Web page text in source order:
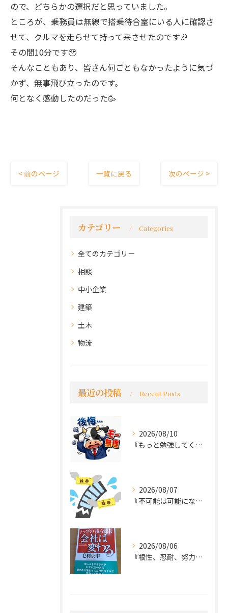
ので、どちらかの選択だと思っていました。
ところが、乗務員は無線で搭乗待合室にいる人に確認さ
せて、クルマを走らせて持って来させたのです🎉
その間10分です🥹
そんなこともあり、皆さん何ごともなかったように気づ
かず、無事飛び立ったのです。
何となく感動したのだった🥳
< 前のページ 一覧に戻る 次のページ >
カテゴリー Categories
全てのカテゴリー
相談
中小企業
建築
土木
物流
最近の投稿 Recent Posts
2026/08/10
『もっと勉強してくれば良かった～後悔先にたたず』
2026/08/07
『不可能は可能になる』
2026/08/06
『根性、忍耐、努力という言葉は死語なのか』